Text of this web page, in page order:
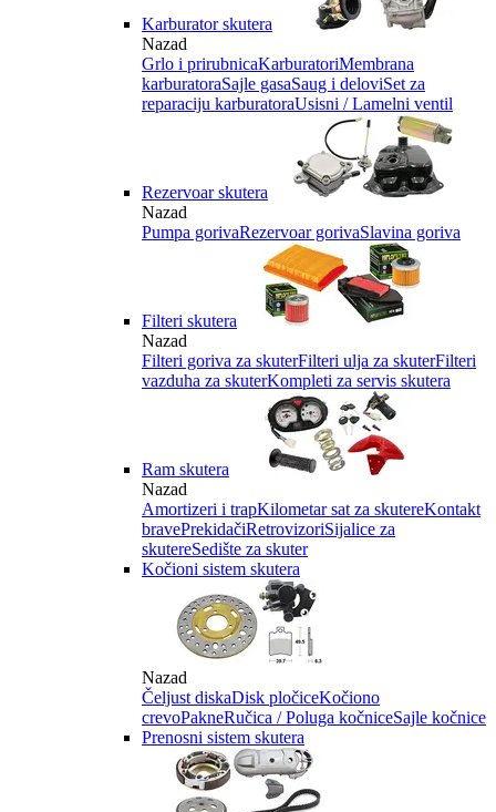
Karburator skutera
Nazad
Grlo i prirubnicaKarburatoriMembrana
karburatoraSajle gasaSaug i deloviSet za
reparaciju karburatoraUsisni / Lamelni ventil
Rezervoar skutera
Nazad
Pumpa gorivaRezervoar gorivaSlavina goriva
Filteri skutera
Nazad
Filteri goriva za skuterFilteri ulja za skuterFilteri
vazduha za skuterKompleti za servis skutera
Ram skutera
Nazad
Amortizeri i trapKilometar sat za skutereKontakt
bravePrekidačiRetrovizoriSijalice za
skutereSedište za skuter
Kočioni sistem skutera
Nazad
Čeljust diskaDisk pločiceKočiono
crevoPakneRučica / Poluga kočniceSajle kočnice
Prenosni sistem skutera